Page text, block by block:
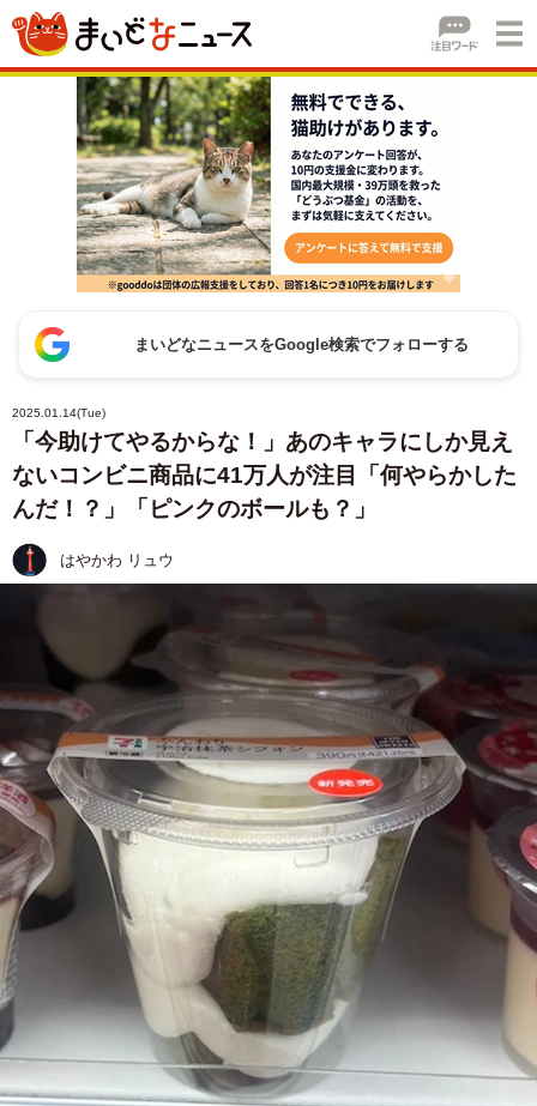
まいどなニュースをGoogle検索でフォローする
2025.01.14(Tue)
「今助けてやるからな！」あのキャラにしか見え
ないコンビニ商品に41万人が注目「何やらかした
んだ！？」「ピンクのボールも？」
はやかわ リュウ